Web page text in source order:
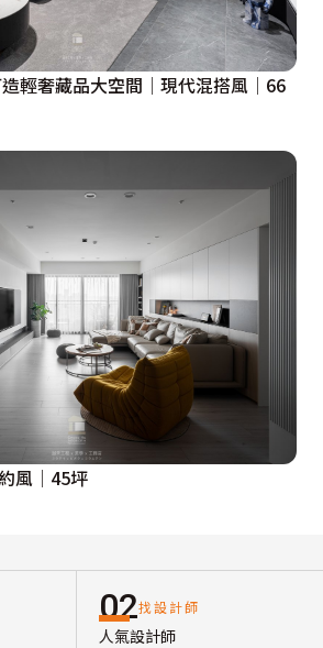
造輕奢藏品大空間│現代混搭風│66
風│45坪
02找設計師
人氣設計師